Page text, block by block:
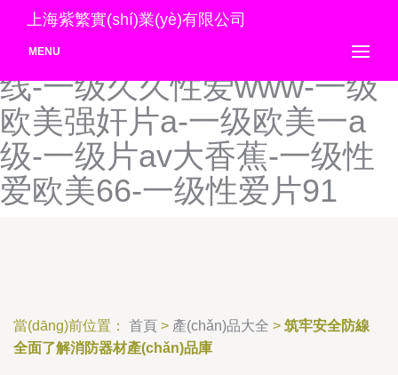
一级a片一区二区-一级A片
淫乱-一级a淫荡-一级qv在
线-一级久久性爱www-一级
欧美强奸片a-一级欧美一a
级-一级片av大香蕉-一级性
爱欧美66-一级性爱片91
上海紫繁實(shí)業(yè)有限公司
MENU
當(dāng)前位置： 首頁 > 產(chǎn)品大全 > 筑牢安全防線
全面了解消防器材產(chǎn)品庫